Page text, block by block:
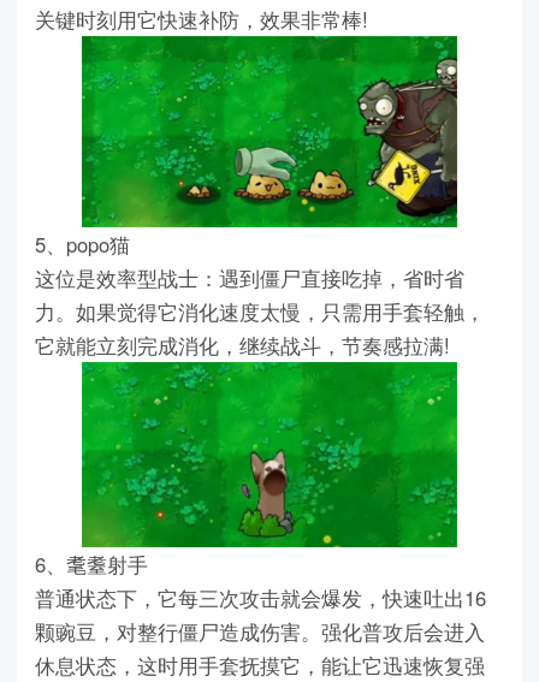
关键时刻用它快速补防，效果非常棒!
5、popo猫
这位是效率型战士：遇到僵尸直接吃掉，省时省
力。如果觉得它消化速度太慢，只需用手套轻触，
它就能立刻完成消化，继续战斗，节奏感拉满!
6、耄耋射手
普通状态下，它每三次攻击就会爆发，快速吐出16
颗豌豆，对整行僵尸造成伤害。强化普攻后会进入
休息状态，这时用手套抚摸它，能让它迅速恢复强